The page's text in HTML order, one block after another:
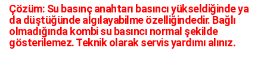
Çözüm: Su basınç anahtarı basıncı yükseldiğinde ya
da düştüğünde algılayabilme özelliğindedir. Bağlı
olmadığında kombi su basıncı normal şekilde
gösterilemez. Teknik olarak servis yardımı alınız.